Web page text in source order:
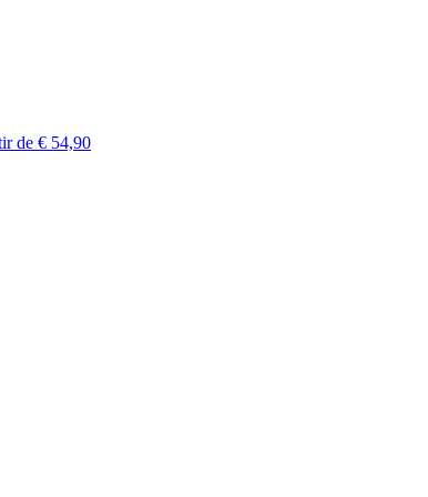
de € 54,90